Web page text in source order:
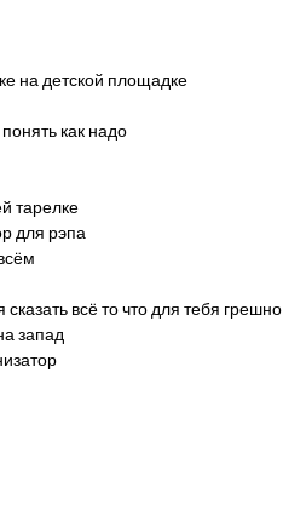
на детской площадке
как надо
тарелке
для рэпа
всё то что для тебя грешно
запад